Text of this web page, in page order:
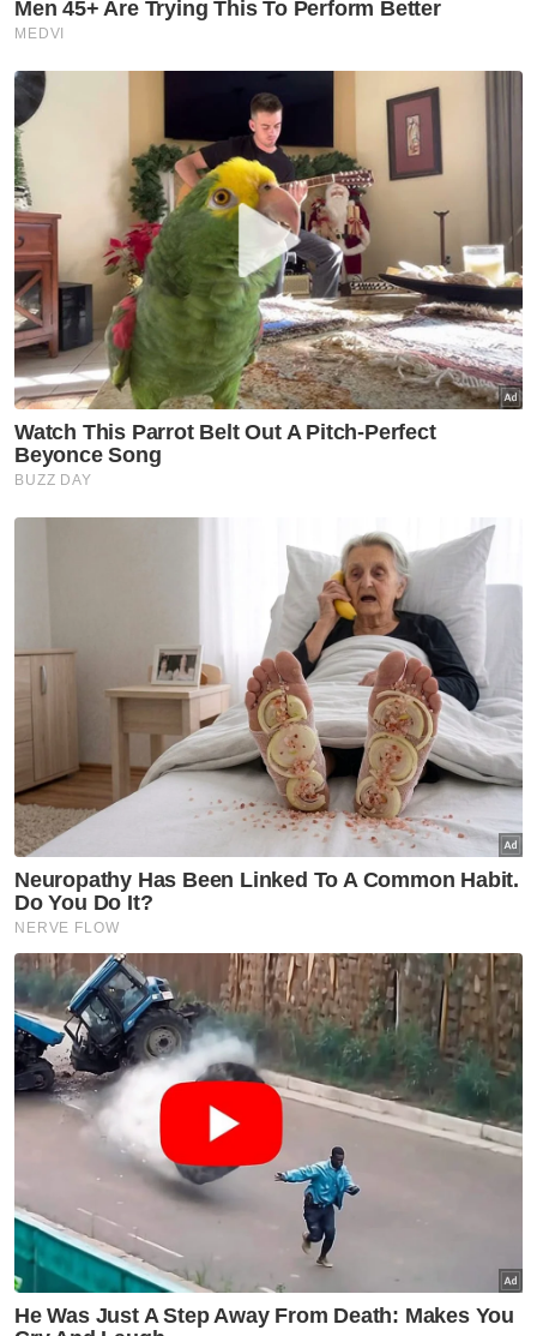
dan Tailan
Muat turun aplikasi Sinar Harian. Klik di sini!
Global
Thailand
Indonesia
Artikel Disyorkan
Itali keluarkan amaran merah
gelombang haba bagi semua
27 bandar utama
GLOBAL
Nobita, Uzumaki dan Luffy
antara nama pilihan penduduk
Indonesia
Trump naik angin stok senjata
GLOBAL
Gelombang haba: Rakyat
Britain tidur di dapur, ambil
cuti